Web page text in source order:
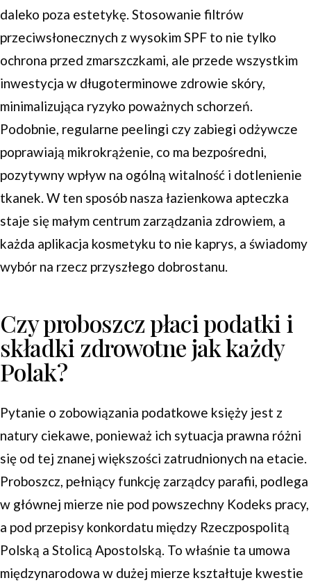
daleko poza estetykę. Stosowanie filtrów
przeciwsłonecznych z wysokim SPF to nie tylko
ochrona przed zmarszczkami, ale przede wszystkim
inwestycja w długoterminowe zdrowie skóry,
minimalizująca ryzyko poważnych schorzeń.
Podobnie, regularne peelingi czy zabiegi odżywcze
poprawiają mikrokrążenie, co ma bezpośredni,
pozytywny wpływ na ogólną witalność i dotlenienie
tkanek. W ten sposób nasza łazienkowa apteczka
staje się małym centrum zarządzania zdrowiem, a
każda aplikacja kosmetyku to nie kaprys, a świadomy
wybór na rzecz przyszłego dobrostanu.
Czy proboszcz płaci podatki i
składki zdrowotne jak każdy
Polak?
Pytanie o zobowiązania podatkowe księży jest z
natury ciekawe, ponieważ ich sytuacja prawna różni
się od tej znanej większości zatrudnionych na etacie.
Proboszcz, pełniący funkcję zarządcy parafii, podlega
w głównej mierze nie pod powszechny Kodeks pracy,
a pod przepisy konkordatu między Rzeczpospolitą
Polską a Stolicą Apostolską. To właśnie ta umowa
międzynarodowa w dużej mierze kształtuje kwestie